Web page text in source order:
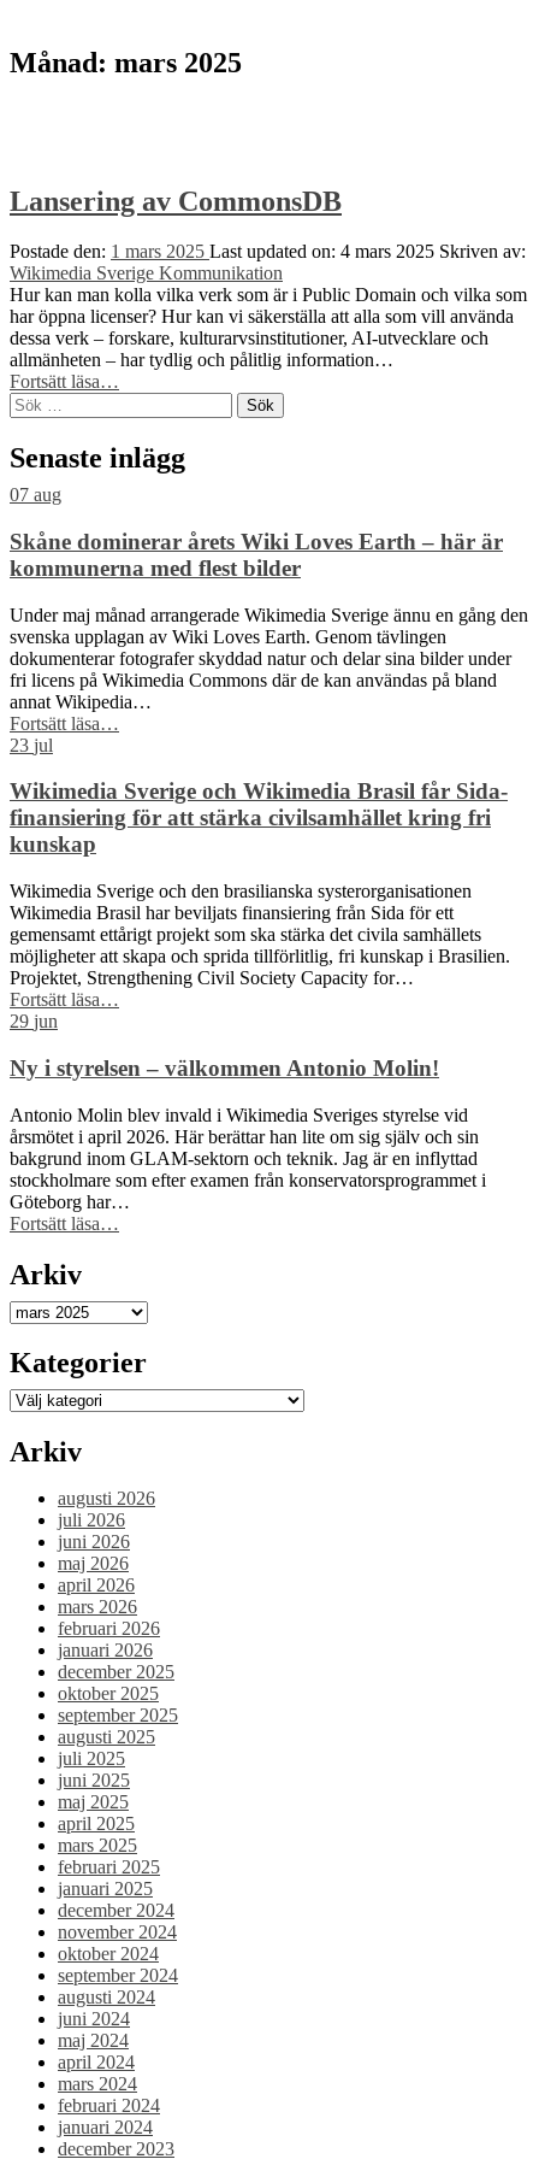
Månad: mars 2025
Lansering av CommonsDB
Postade den: 1 mars 2025 Last updated on: 4 mars 2025 Skriven av:
Wikimedia Sverige Kommunikation
Hur kan man kolla vilka verk som är i Public Domain och vilka som
har öppna licenser? Hur kan vi säkerställa att alla som vill använda
dessa verk – forskare, kulturarvsinstitutioner, AI-utvecklare och
allmänheten – har tydlig och pålitlig information…
Fortsätt läsa“Lansering
CommonsDB”
…
Sök
efter:
Senaste inlägg
07 aug
Skåne dominerar årets Wiki Loves Earth – här är
kommunerna med flest bilder
Under maj månad arrangerade Wikimedia Sverige ännu en gång den
svenska upplagan av Wiki Loves Earth. Genom tävlingen
dokumenterar fotografer skyddad natur och delar sina bilder under
fri licens på Wikimedia Commons där de kan användas på bland
annat Wikipedia…
Fortsätt läsa
Wiki
Loves
Earth
är
kommunerna
med
flest
bilder”
…
23 jul
Wikimedia Sverige och Wikimedia Brasil får Sida-
finansiering för att stärka civilsamhället kring fri
kunskap
Wikimedia Sverige och den brasilianska systerorganisationen
Wikimedia Brasil har beviljats finansiering från Sida för ett
gemensamt ettårigt projekt som ska stärka det civila samhällets
möjligheter att skapa och sprida tillförlitlig, fri kunskap i Brasilien.
Projektet, Strengthening Civil Society Capacity for…
Fortsätt läsa
Wikimedia
Brasil
får
Sida-
finansiering
för
att
stärka
civilsamhället
kunskap”
…
29 jun
Ny i styrelsen – välkommen Antonio Molin!
Antonio Molin blev invald i Wikimedia Sveriges styrelse vid
årsmötet i april 2026. Här berättar han lite om sig själv och sin
bakgrund inom GLAM-sektorn och teknik. Jag är en inflyttad
stockholmare som efter examen från konservatorsprogrammet i
Göteborg har…
Fortsätt läsa
välkommen
Antonio
Molin!”
…
Arkiv
Arkiv
Kategorier
Kategorier
Arkiv
augusti 2026
juli 2026
juni 2026
maj 2026
april 2026
mars 2026
februari 2026
januari 2026
december 2025
oktober 2025
september 2025
augusti 2025
juli 2025
juni 2025
maj 2025
april 2025
mars 2025
februari 2025
januari 2025
december 2024
november 2024
oktober 2024
september 2024
augusti 2024
juni 2024
maj 2024
april 2024
mars 2024
februari 2024
januari 2024
december 2023